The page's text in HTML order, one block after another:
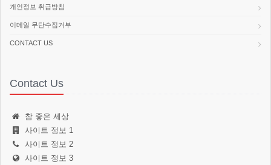
개인정보 취급방침
이메일 무단수집거부
CONTACT US
Contact Us
참 좋은 세상
사이트 정보 1
사이트 정보 2
사이트 정보 3